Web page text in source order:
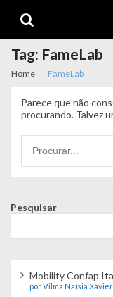
navigation
content
Tag: FameLab
Home FameLab
Parece que não
procurando. Talvez
por:
Pesquisar
Mobility Confap
por Vilma Naísia Xavier